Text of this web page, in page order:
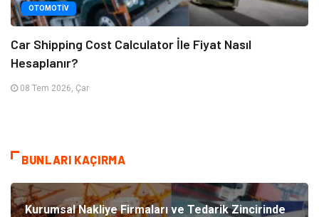
OTOMOTIV
Car Shipping Cost Calculator İle Fiyat Nasıl
Hesaplanır?
08 Tem 2026, Çar
BUNLARI KAÇIRMA
Kurumsal Nakliye Firmaları ve Tedarik Zincirinde